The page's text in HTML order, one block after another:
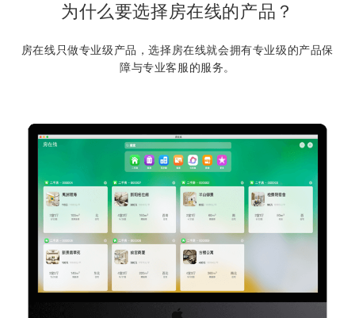
为什么要选择房在线的产品？
房在线只做专业级产品，选择房在线就会拥有专业级的产品保
障与专业客服的服务。